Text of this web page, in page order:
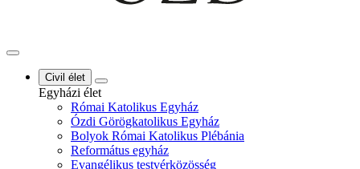
Civil élet
Egyházi élet
Római Katolikus Egyház
Ózdi Görögkatolikus Egyház
Bolyok Római Katolikus Plébánia
Református egyház
Evangélikus testvérközösség